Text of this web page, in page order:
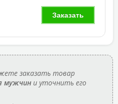
Заказать
заказать товар
мужчин и уточнить его